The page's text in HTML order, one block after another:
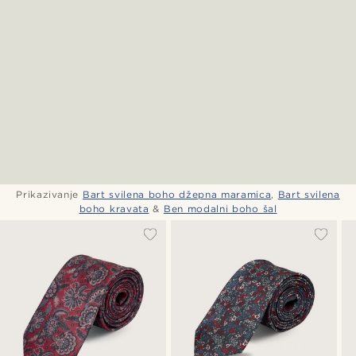
Prikazivanje Bart svilena boho džepna maramica, Bart svilena
boho kravata & Ben modalni boho šal